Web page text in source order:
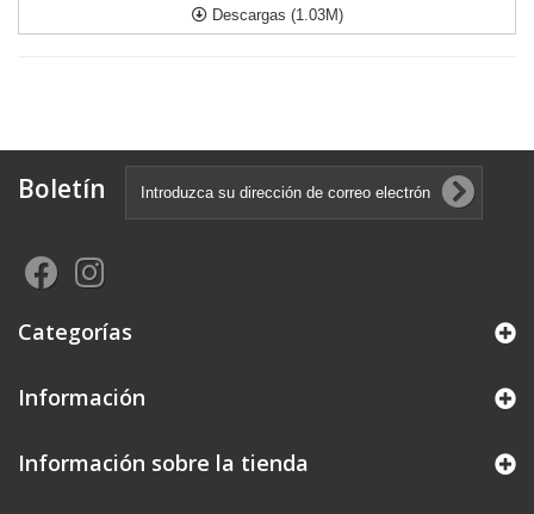
Descargas (1.03M)
Boletín
Categorías
Información
Información sobre la tienda